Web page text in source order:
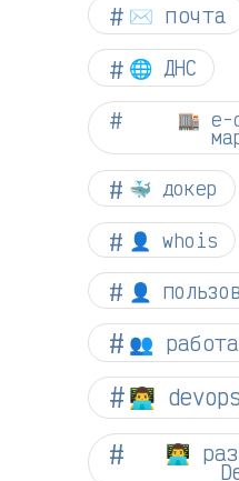
✉️ почта
🌐 ДНС
🏬 e-
🐳 докер
👤 whois
👤
👥
👨‍💻 devops
👨‍💻